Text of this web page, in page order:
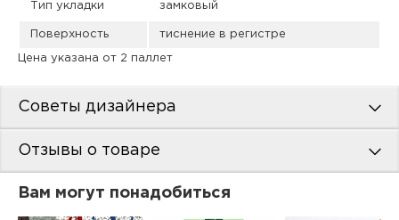
Тип укладки замковый
Поверхность тиснение в регистре
Цена указана от 2 паллет
Советы дизайнера
Отзывы о товаре
Вам могут понадобиться